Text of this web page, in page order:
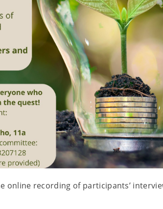
online recording of participants’